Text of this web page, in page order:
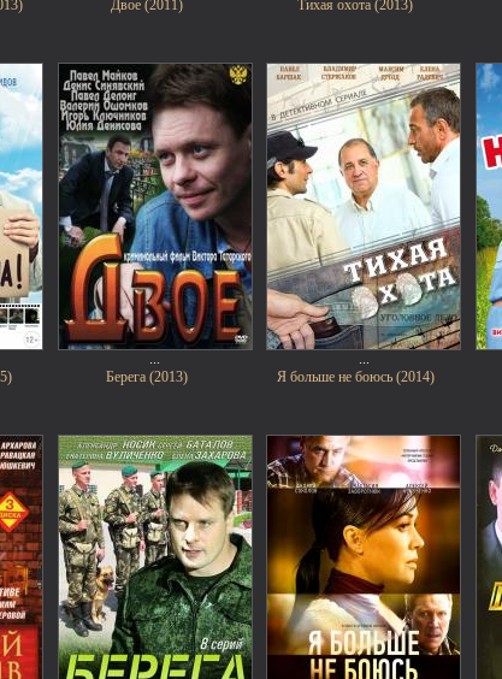
Двое (2011)
...
Тихая охота (2013)
...
Берега (2013) Я больше не боюсь (2014)